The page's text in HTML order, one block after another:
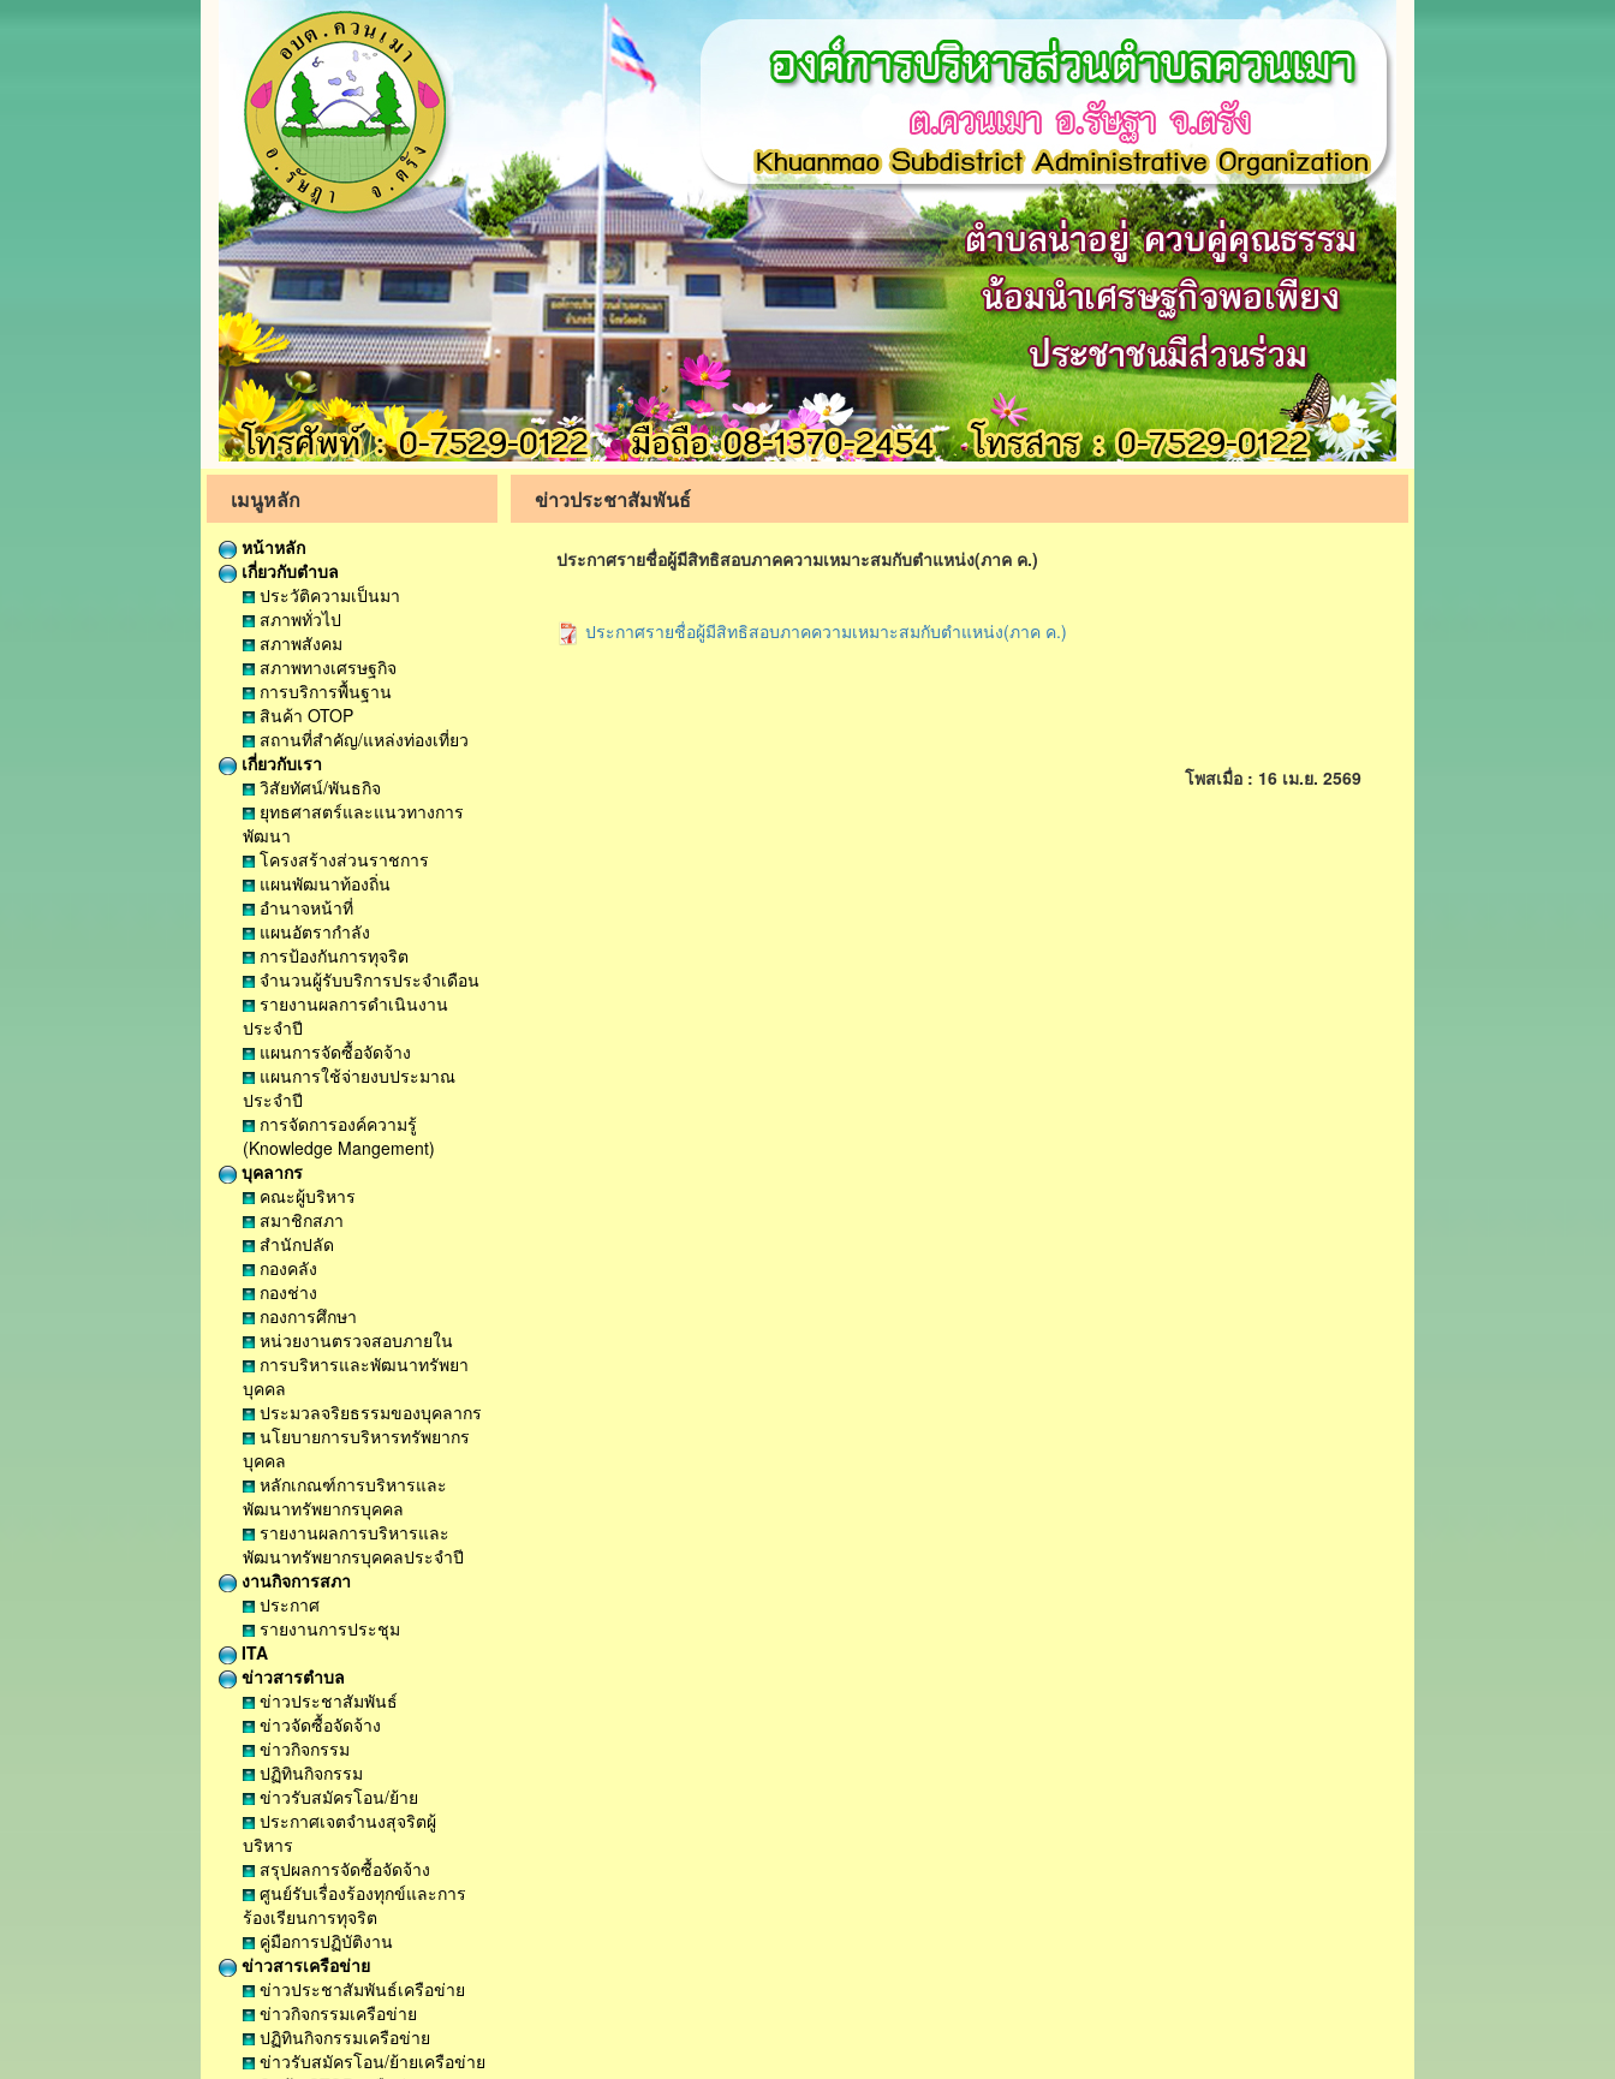
เมนูหลัก
หน้าหลัก
เกี่ยวกับตำบล
ประวัติความเป็นมา
สภาพทั่วไป
สภาพสังคม
สภาพทางเศรษฐกิจ
การบริการพื้นฐาน
สินค้า OTOP
สถานที่สำคัญ/แหล่งท่องเที่ยว
เกี่ยวกับเรา
วิสัยทัศน์/พันธกิจ
ยุทธศาสตร์และแนวทางการ
พัฒนา
โครงสร้างส่วนราชการ
แผนพัฒนาท้องถิ่น
อำนาจหน้าที่
แผนอัตรากำลัง
การป้องกันการทุจริต
จำนวนผู้รับบริการประจำเดือน
รายงานผลการดำเนินงาน
ประจำปี
แผนการจัดซื้อจัดจ้าง
แผนการใช้จ่ายงบประมาณ
ประจำปี
การจัดการองค์ความรู้
(Knowledge Mangement)
บุคลากร
คณะผู้บริหาร
สมาชิกสภา
สำนักปลัด
กองคลัง
กองช่าง
กองการศึกษา
หน่วยงานตรวจสอบภายใน
การบริหารและพัฒนาทรัพยา
บุคคล
ประมวลจริยธรรมของบุคลากร
นโยบายการบริหารทรัพยากร
บุคคล
หลักเกณฑ์การบริหารและ
พัฒนาทรัพยากรบุคคล
รายงานผลการบริหารและ
พัฒนาทรัพยากรบุคคลประจำปี
งานกิจการสภา
ประกาศ
รายงานการประชุม
ITA
ข่าวสารตำบล
ข่าวประชาสัมพันธ์
ข่าวจัดซื้อจัดจ้าง
ข่าวกิจกรรม
ปฏิทินกิจกรรม
ข่าวรับสมัครโอน/ย้าย
ประกาศเจตจำนงสุจริตผู้
บริหาร
สรุปผลการจัดซื้อจัดจ้าง
ศูนย์รับเรื่องร้องทุกข์และการ
ร้องเรียนการทุจริต
คู่มือการปฏิบัติงาน
ข่าวสารเครือข่าย
ข่าวประชาสัมพันธ์เครือข่าย
ข่าวกิจกรรมเครือข่าย
ปฏิทินกิจกรรมเครือข่าย
ข่าวรับสมัครโอน/ย้ายเครือข่าย
ข่าวประชาสัมพันธ์
ประกาศรายชื่อผู้มีสิทธิสอบภาคความเหมาะสมกับตำแหน่ง(ภาค ค.)
ประกาศรายชื่อผู้มีสิทธิสอบภาคความเหมาะสมกับตำแหน่ง(ภาค ค.)
โพสเมื่อ : 16 เม.ย. 2569